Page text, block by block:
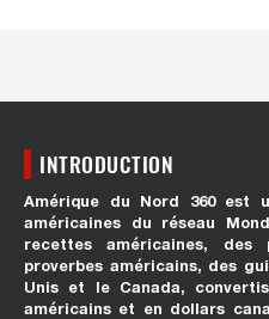
INTRODUCTION
Amérique du Nord 360 est
américaines du réseau
recettes américaines, des
proverbes américains, des
Unis et le Canada,
américains et en dollars